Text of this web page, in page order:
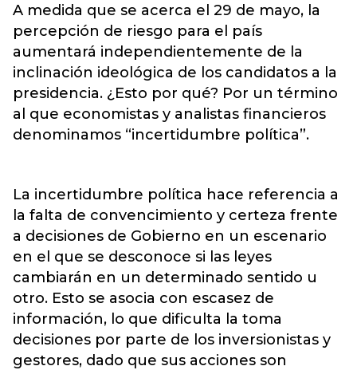
A medida que se acerca el 29 de mayo, la
percepción de riesgo para el país
aumentará independientemente de la
inclinación ideológica de los candidatos a la
presidencia. ¿Esto por qué? Por un término
al que economistas y analistas financieros
denominamos “incertidumbre política”.
La incertidumbre política hace referencia a
la falta de convencimiento y certeza frente
a decisiones de Gobierno en un escenario
en el que se desconoce si las leyes
cambiarán en un determinado sentido u
otro. Esto se asocia con escasez de
información, lo que dificulta la toma
decisiones por parte de los inversionistas y
gestores, dado que sus acciones son